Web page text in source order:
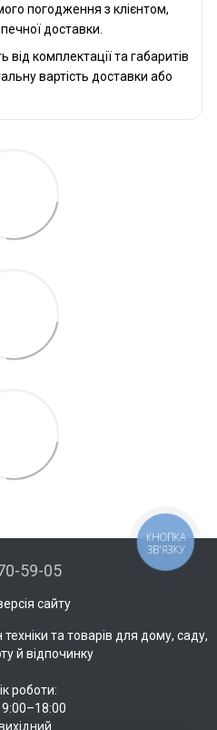
погодження з клієнтом,
доставки.
від комплектації та габаритів
вартість доставки або
59-05
сайту
та товарів для дому, саду,
й відпочинку
роботи:
КНОПКА
ЗВ'ЯЗКУ